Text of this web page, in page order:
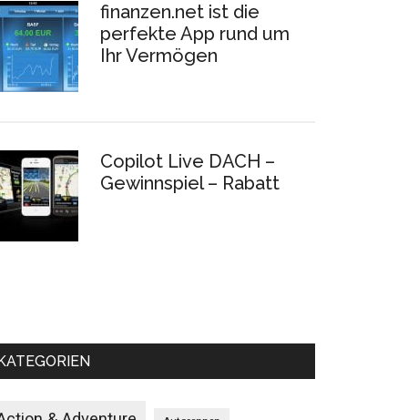
finanzen.net ist die
perfekte App rund um
Ihr Vermögen
Copilot Live DACH –
Gewinnspiel – Rabatt